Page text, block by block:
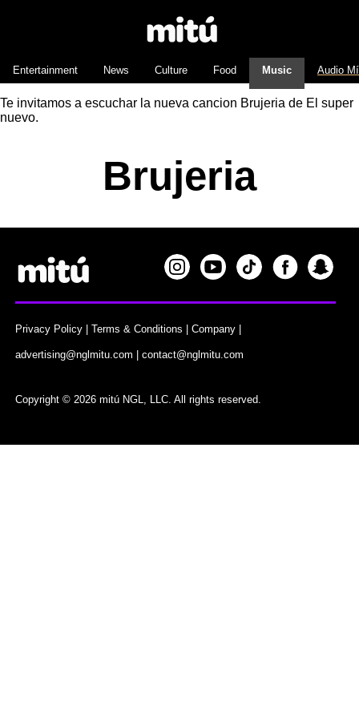
Entertainment News Culture Food Music Audio
Te invitamos a escuchar la nueva cancion Brujeria de El super
nuevo.
Brujeria
Privacy Policy |Terms & Conditions |Company |
advertising@nglmitu.com |contact@nglmitu.com
Copyright © 2026 mitú NGL, LLC. All rights reserved.